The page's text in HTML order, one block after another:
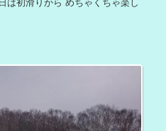
は初滑りから めちゃくちゃ楽し